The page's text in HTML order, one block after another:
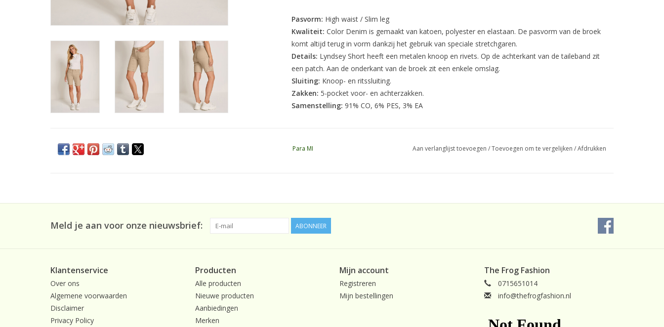
Pasvorm: High waist / Slim leg
Kwaliteit: Color Denim is gemaakt van katoen, polyester en elastaan. De pasvorm van de broek
komt altijd terug in vorm dankzij het gebruik van speciale stretchgaren.
Details: Lyndsey Short heeft een metalen knoop en rivets. Op de achterkant van de taileband zit
een patch. Aan de onderkant van de broek zit een enkele omslag.
Sluiting: Knoop- en ritssluiting.
Zakken: 5-pocket voor- en achterzakken.
Samenstelling: 91% CO, 6% PES, 3% EA
Para MI Aan verlanglijst toevoegen /Toevoegen om te vergelijken /Afdrukken
Meld je aan voor onze nieuwsbrief: ABONNEER
Klantenservice
Over ons
Algemene voorwaarden
Disclaimer
Privacy Policy
Producten
Alle producten
Nieuwe producten
Aanbiedingen
Merken
Mijn account
Registreren
Mijn bestellingen
The Frog Fashion
0715651014
info@thefrogfashion.nl